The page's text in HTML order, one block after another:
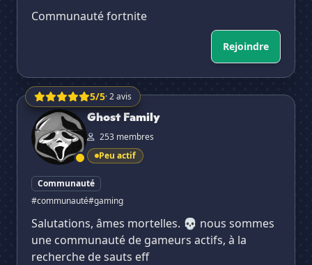
Communauté fortnite
Rejoindre
5/5· 2 avis
Ghost Family
Ghost Family
253 membres
Peu actif
Communauté
#communauté#gaming
Salutations, âmes mortelles. 💀 nous sommes
une communauté de gameurs actifs, à la
recherche de sauts eff